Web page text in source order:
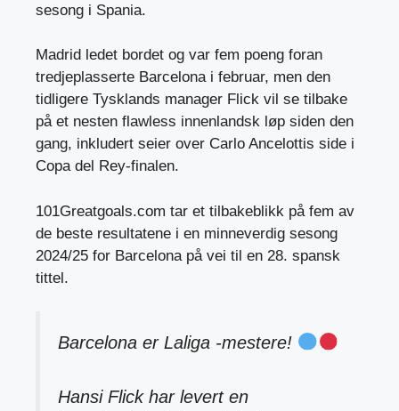
sesong i Spania.
Madrid ledet bordet og var fem poeng foran
tredjeplasserte Barcelona i februar, men den
tidligere Tysklands manager Flick vil se tilbake
på et nesten flawless innenlandsk løp siden den
gang, inkludert seier over Carlo Ancelottis side i
Copa del Rey-finalen.
101Greatgoals.com tar et tilbakeblikk på fem av
de beste resultatene i en minneverdig sesong
2024/25 for Barcelona på vei til en 28. spansk
tittel.
Barcelona er Laliga -mestere!
Hansi Flick har levert en